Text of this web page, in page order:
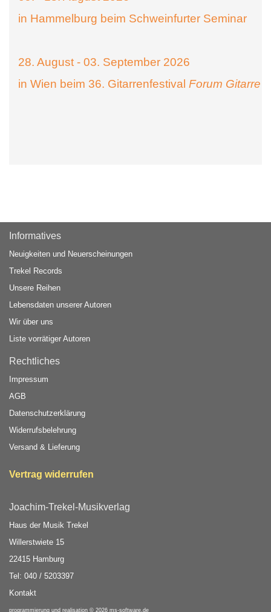
in Hammelburg beim Schweinfurter Seminar
28. August - 03. September 2026
in Wien beim 36. Gitarrenfestival Forum Gitarre
Informatives
Neuigkeiten und Neuerscheinungen
Trekel Records
Unsere Reihen
Lebensdaten unserer Autoren
Wir über uns
Liste vorrätiger Autoren
Rechtliches
Impressum
AGB
Datenschutzerklärung
Widerrufsbelehrung
Versand & Lieferung
Vertrag widerrufen
Joachim-Trekel-Musikverlag
Haus der Musik Trekel
Willerstwiete 15
22415 Hamburg
Tel: 040 / 5203397
Kontakt
programmierung und realisation © 2026 ms-software.de